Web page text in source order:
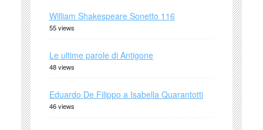
William Shakespeare Sonetto 116
55 views
Le ultime parole di Antigone
48 views
Eduardo De Filippo a Isabella Quarantotti
46 views